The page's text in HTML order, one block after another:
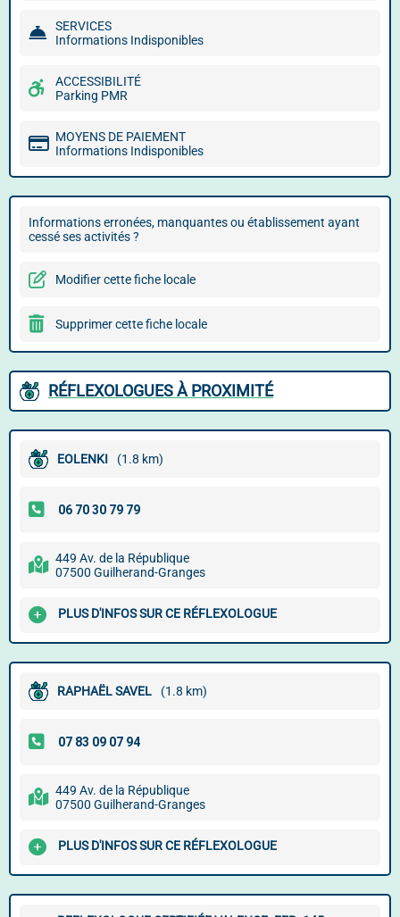
SERVICES
Informations Indisponibles
ACCESSIBILITÉ
Parking PMR
MOYENS DE PAIEMENT
Informations Indisponibles
Informations erronées, manquantes ou établissement ayant
cessé ses activités ?
Modifier cette fiche locale
Supprimer cette fiche locale
RÉFLEXOLOGUES À PROXIMITÉ
EOLENKI (1.8 km)
449 Av. de la République
07500 Guilherand-Granges
PLUS D'INFOS SUR CE RÉFLEXOLOGUE
RAPHAËL SAVEL (1.8 km)
449 Av. de la République
07500 Guilherand-Granges
PLUS D'INFOS SUR CE RÉFLEXOLOGUE